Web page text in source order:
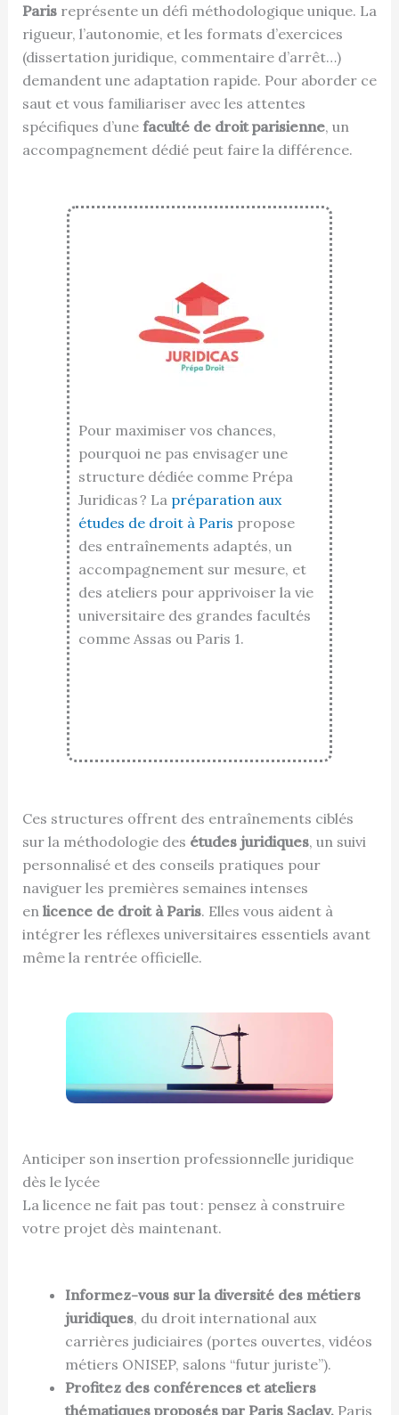
Parisreprésente un défi méthodologique unique. La
rigueur, l’autonomie, et les formats d’exercices
(dissertation juridique, commentaire d’arrêt…)
demandent une adaptation rapide. Pour aborder ce
saut et vous familiariser avec les attentes
spécifiques d’une faculté de droit parisienne, un
accompagnement dédié peut faire la différence.
Pour maximiser vos chances,
pourquoi ne pas envisager une
structure dédiée comme Prépa
Juridicas ? La préparation aux
études de droit à Paris propose
des entraînements adaptés, un
accompagnement sur mesure, et
des ateliers pour apprivoiser la vie
universitaire des grandes facultés
comme Assas ou Paris 1.
Ces structures offrent des entraînements ciblés
sur la méthodologie des études juridiques, un suivi
personnalisé et des conseils pratiques pour
naviguer les premières semaines intenses
en licence de droit à Paris. Elles vous aident à
intégrer les réflexes universitaires essentiels avant
même la rentrée officielle.
Anticiper son insertion professionnelle juridique
dès le lycée
La licence ne fait pas tout : pensez à construire
votre projet dès maintenant.
Informez-vous sur la diversité des métiers
juridiques, du droit international aux
carrières judiciaires (portes ouvertes, vidéos
métiers ONISEP, salons “futur juriste”).
Profitez des conférences et ateliers
thématiques proposés par Paris Saclay,Paris